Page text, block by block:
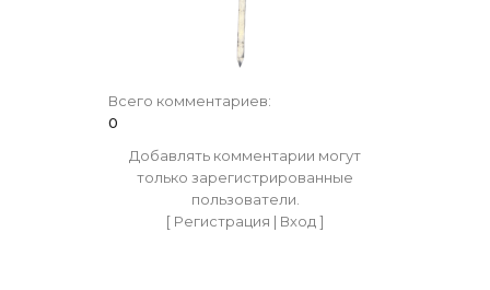
Всего комментариев:
0
Добавлять комментарии могут
только зарегистрированные
пользователи.
[ Регистрация | Вход]